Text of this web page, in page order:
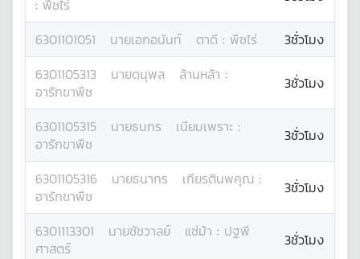
: พืชไร่
6301101051 นายเอกอนันท์ ตาดี : พืชไร่
3ชั่วโมง
6301105313
นายดนุพล ล้านหล้า :
อารักขาพืช
3ชั่วโมง
6301105315 นายธนกร เนียมเพราะ :
อารักขาพืช
3ชั่วโมง
6301105316 นายธนากร เกียรตินพคุณ :
อารักขาพืช
3ชั่วโมง
6301113301 นายชัชวาลย์ แซ่ม้า : ปฐพี
ศาสตร์
3ชั่วโมง